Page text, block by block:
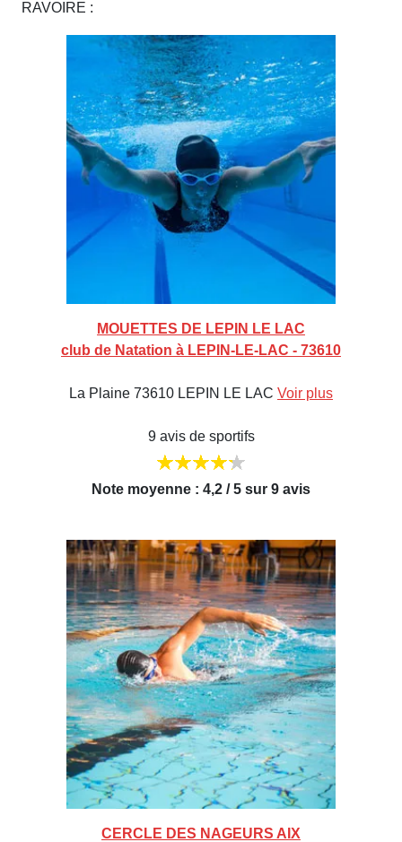
RAVOIRE :
MOUETTES DE LEPIN LE LAC
club de Natation à LEPIN-LE-LAC - 73610
La Plaine 73610 LEPIN LE LAC Voir plus
9 avis de sportifs
Note moyenne : 4,2 / 5 sur 9 avis
CERCLE DES NAGEURS AIX